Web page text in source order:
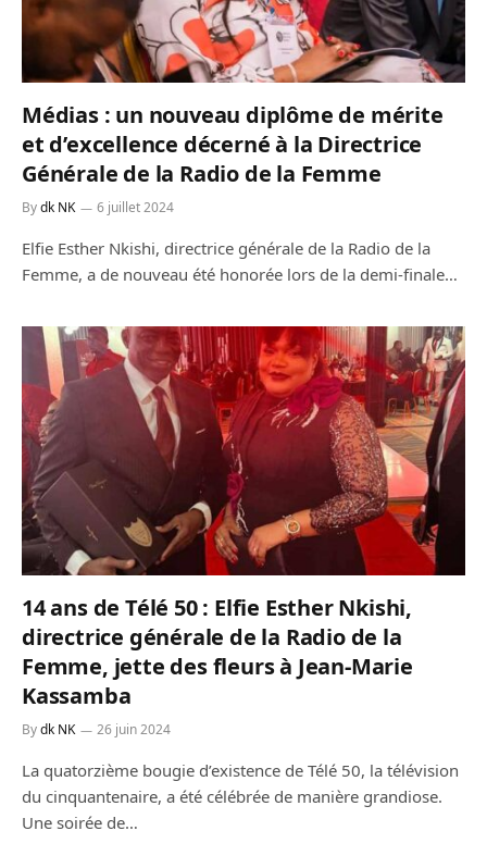
Médias : un nouveau diplôme de mérite
et d’excellence décerné à la Directrice
Générale de la Radio de la Femme
Bydk NK 6 juillet 2024
Elfie Esther Nkishi, directrice générale de la Radio de la
Femme, a de nouveau été honorée lors de la demi-finale…
14 ans de Télé 50 : Elfie Esther Nkishi,
directrice générale de la Radio de la
Femme, jette des fleurs à Jean-Marie
Kassamba
Bydk NK 26 juin 2024
La quatorzième bougie d’existence de Télé 50, la télévision
du cinquantenaire, a été célébrée de manière grandiose.
Une soirée de…